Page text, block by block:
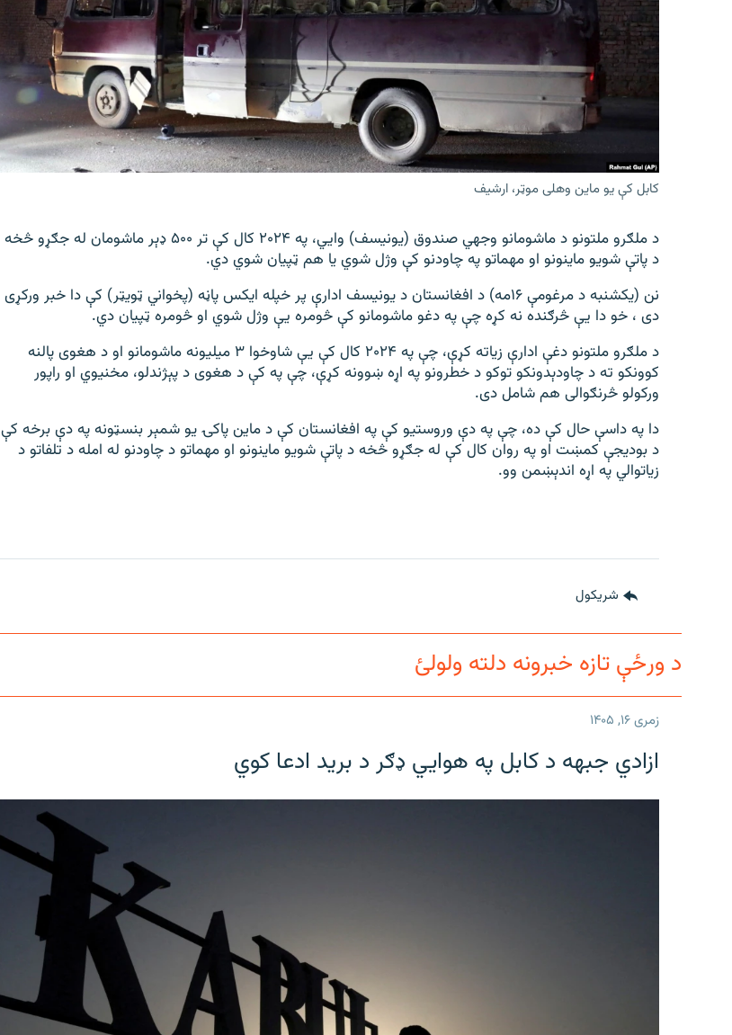
کابل کې یو ماین وهلی موټر، ارشیف
د ملګرو ملتونو د ماشومانو وجهي صندوق (یونیسف) وايي، په ۲۰۲۴ کال کې تر ۵۰۰ ډېر ماشومان له جګړو څخه
د پاتې شویو ماینونو او مهماتو په چاودنو کې وژل شوي یا هم ټپیان شوي دي.
نن (یکشنبه د مرغومې ۱۶مه) د افغانستان د یونیسف ادارې پر خپله ایکس پاڼه (پخواني ټویټر) کې دا خبر ورکړی
دی ، خو دا یې څرګنده نه کړه چې په دغو ماشومانو کې څومره یې وژل شوي او څومره ټپیان دي.
د ملګرو ملتونو دغې ادارې زیاته کړې، چې په ۲۰۲۴ کال کې یې شاوخوا ۳ میلیونه ماشومانو او د هغوی پالنه
کوونکو ته د چاودېدونکو توکو د خطرونو په اړه ښوونه کړې، چې په کې د هغوی د پېژندلو، مخنیوي او راپور
ورکولو څرنګوالی هم شامل دی.
دا په داسې حال کې ده، چې په دې وروستیو کې په افغانستان کې د ماین پاکۍ یو شمېر بنسټونه په دې برخه کې
د بودیجې کمښت او په روان کال کې له جګړو څخه د پاتې شویو ماینونو او مهماتو د چاودنو له امله د تلفاتو د
زیاتوالي په اړه اندېښمن وو.
شريکول
د ورځې تازه خبرونه دلته ولولئ
زمری ۱۶, ۱۴۰۵
ازادي جبهه د کابل په هوايي ډګر د برید ادعا کوي